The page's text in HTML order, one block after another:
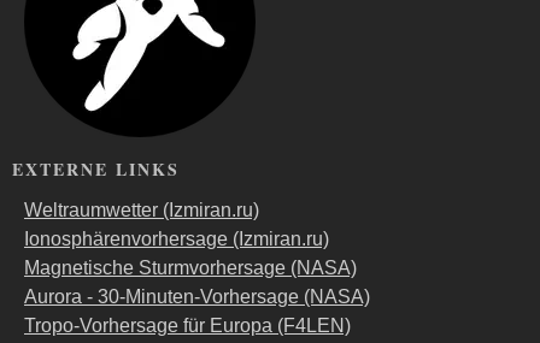
EXTERNE LINKS
Weltraumwetter (Izmiran.ru)
Ionosphärenvorhersage (Izmiran.ru)
Magnetische Sturmvorhersage (NASA)
Aurora - 30-Minuten-Vorhersage (NASA)
Tropo-Vorhersage für Europa (F4LEN)